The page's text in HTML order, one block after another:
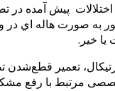
پیش آمده در
نور به صورت
خیر.
تعمیر
با رفع مشکل